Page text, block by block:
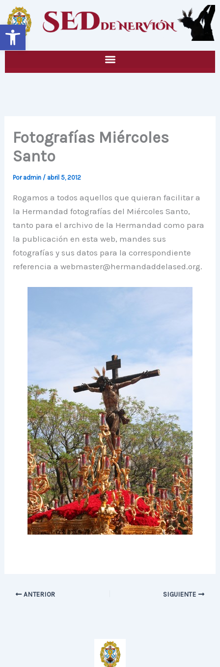
Abrir barra de herramientas
contenido
Fotografías Miércoles
Santo
Por admin / abril 5, 2012
Rogamos a todos aquellos que quieran facilitar a
la Hermandad fotografías del Miércoles Santo,
tanto para el archivo de la Hermandad como para
la publicación en esta web, mandes sus
fotografías y sus datos para la correspondiente
referencia a webmaster@hermandaddelased.org.
ANTERIOR SIGUIENTE